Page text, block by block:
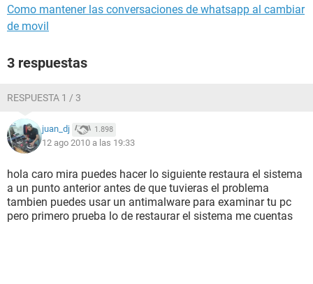
Como mantener las conversaciones de whatsapp al cambiar
de movil
3 respuestas
RESPUESTA 1 / 3
juan_dj 1.898
12 ago 2010 a las 19:33
hola caro mira puedes hacer lo siguiente restaura el sistema
a un punto anterior antes de que tuvieras el problema
tambien puedes usar un antimalware para examinar tu pc
pero primero prueba lo de restaurar el sistema me cuentas